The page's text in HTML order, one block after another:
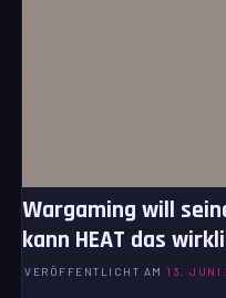
Wargaming will
kann HEAT das
VERÖFFENTLICHT AM 13. JUNI